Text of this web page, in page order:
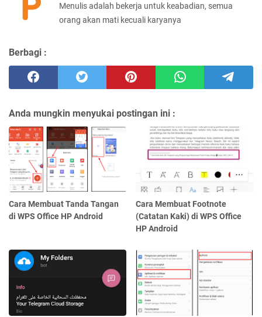
Menulis adalah bekerja untuk keabadian, semua
orang akan mati kecuali karyanya
Berbagi :
Anda mungkin menyukai postingan ini :
Cara Membuat Tanda Tangan
di WPS Office HP Android
Cara Membuat Footnote
(Catatan Kaki) di WPS Office
HP Android